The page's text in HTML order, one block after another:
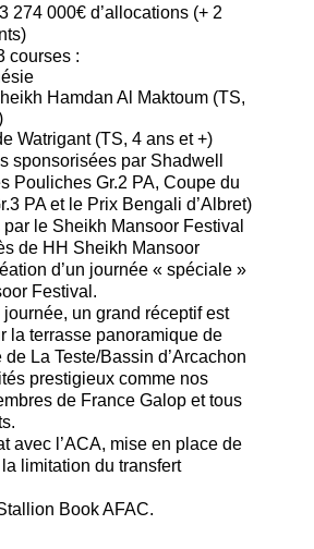
274 000€ d’allocations (+ 2
courses :
Hamdan Al Maktoum (TS,
Watrigant (TS, 4 ans et +)
sponsorisées par Shadwell
Pouliches Gr.2 PA, Coupe du
PA et le Prix Bengali d’Albret)
le Sheikh Mansoor Festival
de HH Sheikh Mansoor
d’un journée « spéciale »
Festival.
journée, un grand réceptif est
la terrasse panoramique de
de La Teste/Bassin d’Arcachon
prestigieux comme nos
de France Galop et tous
avec l’ACA, mise en place de
limitation du transfert
Book AFAC.